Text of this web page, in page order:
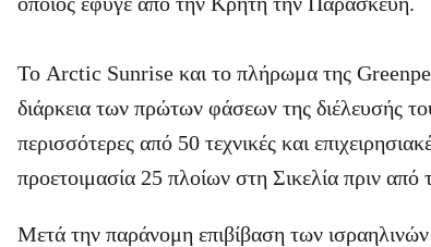
Το Arctic Sunrise και το πλήρωμα της
διάρκεια των πρώτων φάσεων της διέλευσής
περισσότερες από 50 τεχνικές και
προετοιμασία 25 πλοίων στη Σικελία πριν
Μετά την παράνομη επιβίβαση των